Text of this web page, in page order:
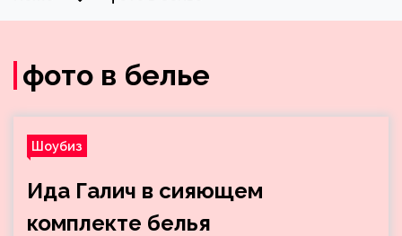
фото в белье
Шоубиз
Ида Галич в сияющем
комплекте белья